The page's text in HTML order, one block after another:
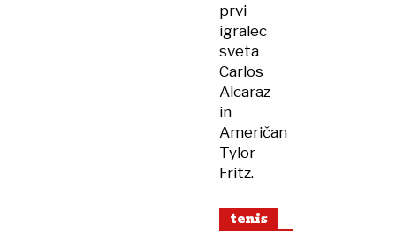
prvi
igralec
sveta
Carlos
Alcaraz
in
Američan
Tylor
Fritz.
tenis